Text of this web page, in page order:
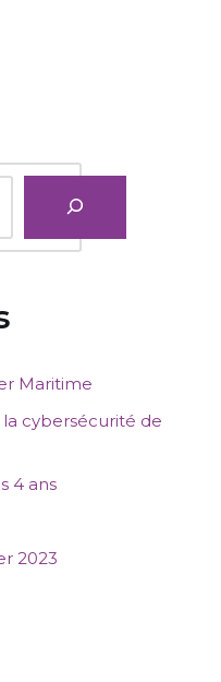
Maritime
cybersécurité de
4 ans
2023